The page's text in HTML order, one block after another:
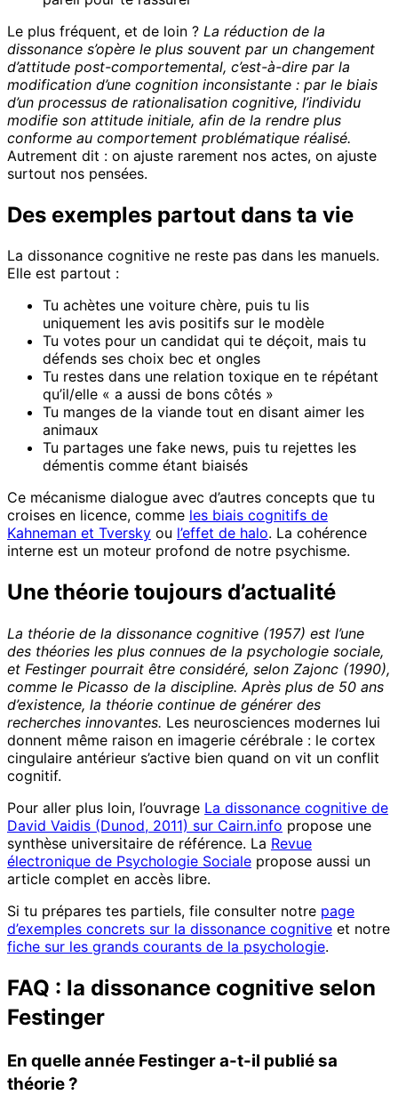
Le plus fréquent, et de loin ? La réduction de la
dissonance s’opère le plus souvent par un changement
d’attitude post-comportemental, c’est-à-dire par la
modification d’une cognition inconsistante : par le biais
d’un processus de rationalisation cognitive, l’individu
modifie son attitude initiale, afin de la rendre plus
conforme au comportement problématique réalisé.
Autrement dit : on ajuste rarement nos actes, on ajuste
surtout nos pensées.
Des exemples partout dans ta vie
La dissonance cognitive ne reste pas dans les manuels.
Elle est partout :
Tu achètes une voiture chère, puis tu lis
uniquement les avis positifs sur le modèle
Tu votes pour un candidat qui te déçoit, mais tu
défends ses choix bec et ongles
Tu restes dans une relation toxique en te répétant
qu’il/elle « a aussi de bons côtés »
Tu manges de la viande tout en disant aimer les
animaux
Tu partages une fake news, puis tu rejettes les
démentis comme étant biaisés
Ce mécanisme dialogue avec d’autres concepts que tu
croises en licence, comme les biais cognitifs de
Kahneman et Tversky ou l’effet de halo. La cohérence
interne est un moteur profond de notre psychisme.
Une théorie toujours d’actualité
La théorie de la dissonance cognitive (1957) est l’une
des théories les plus connues de la psychologie sociale,
et Festinger pourrait être considéré, selon Zajonc (1990),
comme le Picasso de la discipline. Après plus de 50 ans
d’existence, la théorie continue de générer des
recherches innovantes. Les neurosciences modernes lui
donnent même raison en imagerie cérébrale : le cortex
cingulaire antérieur s’active bien quand on vit un conflit
cognitif.
Pour aller plus loin, l’ouvrage La dissonance cognitive de
David Vaidis (Dunod, 2011) sur Cairn.info propose une
synthèse universitaire de référence. La Revue
électronique de Psychologie Sociale propose aussi un
article complet en accès libre.
Si tu prépares tes partiels, file consulter notre page
d’exemples concrets sur la dissonance cognitive et notre
fiche sur les grands courants de la psychologie.
FAQ : la dissonance cognitive selon
Festinger
En quelle année Festinger a-t-il publié sa
théorie ?